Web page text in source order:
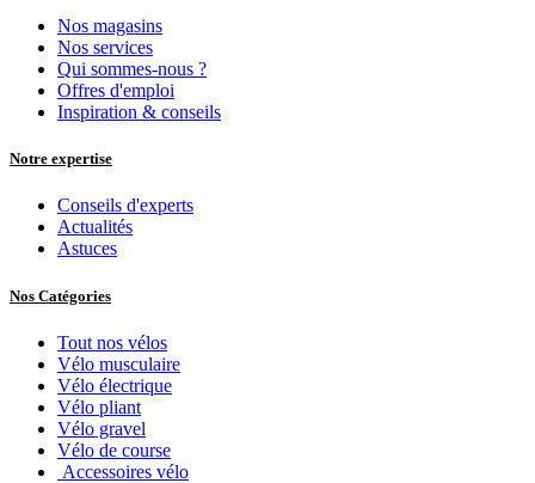
Nos magasins
Nos services
Qui sommes-nous ?
Offres d'emploi
Inspiration & conseils
Notre expertise
Conseils d'experts
Actualités
Astuces
Nos Catégories
Tout nos vélos
Vélo musculaire
Vélo électrique
Vélo pliant
Vélo gravel
Vélo de course
Accessoires vélo